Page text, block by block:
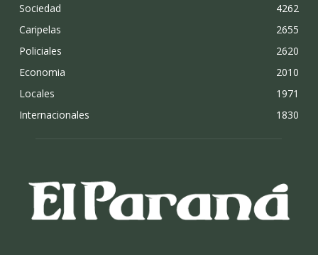
Sociedad
4262
Caripelas
2655
Policiales
2620
Economia
2010
Locales
1971
Internacionales
1830